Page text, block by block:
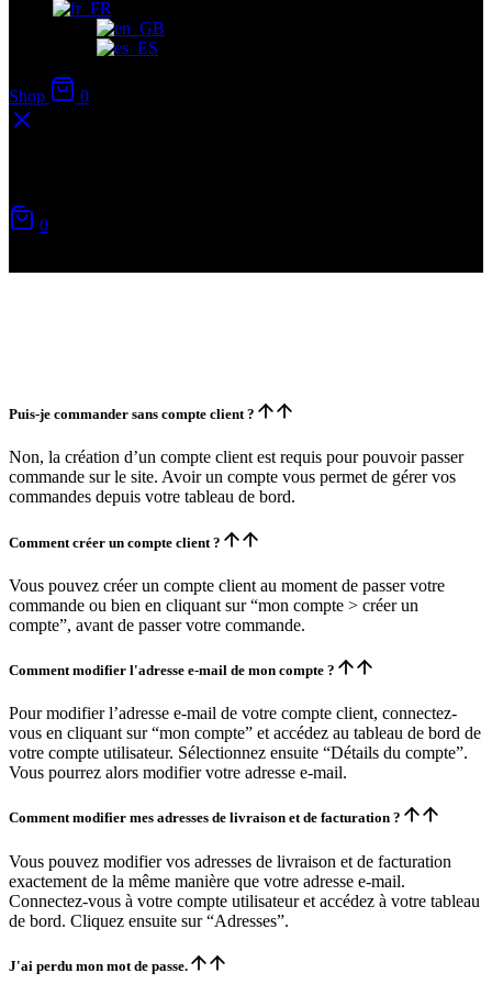
Shop 0
0
compte client
Puis-je commander sans compte client ?
Non, la création d’un compte client est requis pour pouvoir passer
commande sur le site. Avoir un compte vous permet de gérer vos
commandes depuis votre tableau de bord.
Comment créer un compte client ?
Vous pouvez créer un compte client au moment de passer votre
commande ou bien en cliquant sur “mon compte > créer un
compte”, avant de passer votre commande.
Comment modifier l'adresse e-mail de mon compte ?
Pour modifier l’adresse e-mail de votre compte client, connectez-
vous en cliquant sur “mon compte” et accédez au tableau de bord de
votre compte utilisateur. Sélectionnez ensuite “Détails du compte”.
Vous pourrez alors modifier votre adresse e-mail.
Comment modifier mes adresses de livraison et de facturation ?
Vous pouvez modifier vos adresses de livraison et de facturation
exactement de la même manière que votre adresse e-mail.
Connectez-vous à votre compte utilisateur et accédez à votre tableau
de bord. Cliquez ensuite sur “Adresses”.
J'ai perdu mon mot de passe.